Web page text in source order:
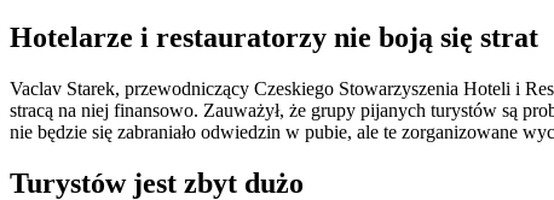
Hotelarze i restauratorzy nie boją się strat
Vaclav Starek, przewodniczący Czeskiego Stowarzyszenia Hoteli i
stracą na niej finansowo. Zauważył, że grupy pijanych turystów są
nie będzie się zabraniało odwiedzin w pubie, ale te zorganizowane
Turystów jest zbyt dużo